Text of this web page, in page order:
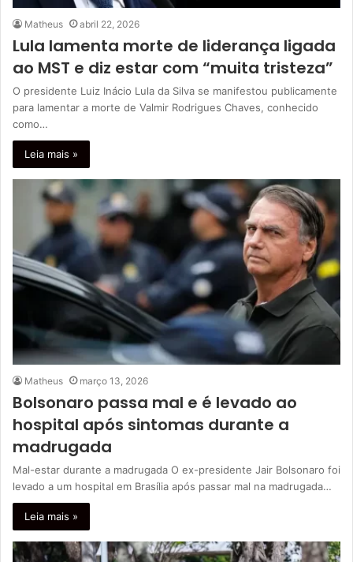
Matheus abril 22, 2026
Lula lamenta morte de liderança ligada
ao MST e diz estar com “muita tristeza”
O presidente Luiz Inácio Lula da Silva se manifestou publicamente
para lamentar a morte de Valmir Rodrigues Chaves, conhecido
como…
Leia mais »
Matheus março 13, 2026
Bolsonaro passa mal e é levado ao
hospital após sintomas durante a
madrugada
Mal-estar durante a madrugada O ex-presidente Jair Bolsonaro foi
levado a um hospital em Brasília após passar mal na madrugada…
Leia mais »